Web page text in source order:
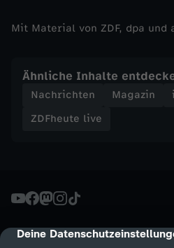
cmp-dialog-description
Deine
Mit Material von ZDF, dpa und
Ähnliche Inhalte
Nachrichten Magazin
ZDFheute live